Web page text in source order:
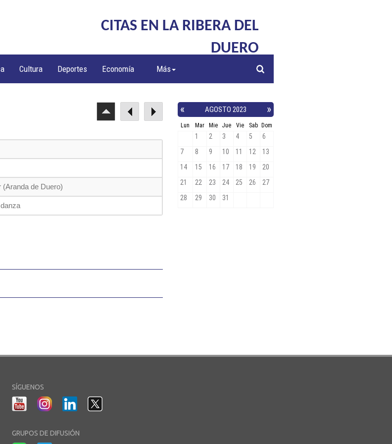
CITAS EN LA RIBERA DEL
DUERO
Cultura Deportes Economía Más
(Aranda de Duero)
SÍGUENOS
GRUPOS DE DIFUSIÓN